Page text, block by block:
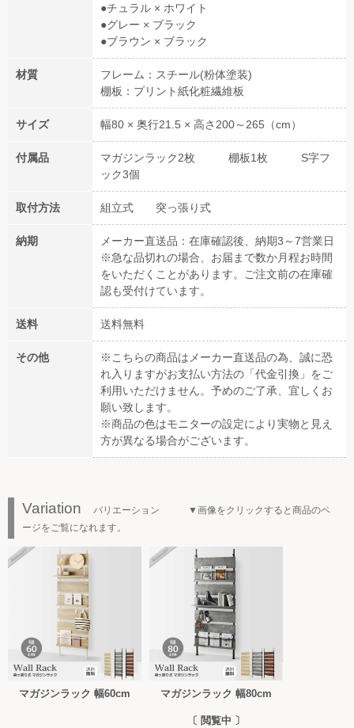
●チュラル × ホワイト
●グレー × ブラック
●ブラウン × ブラック
材質
フレーム：スチール(粉体塗装)
棚板：プリント紙化粧繊維板
サイズ 幅80 × 奥行21.5 × 高さ200～265（cm）
付属品
マガジンラック2枚 棚板1枚 S字フ
ック3個
取付方法 組立式 突っ張り式
納期
メーカー直送品：在庫確認後、納期3～7営業日
※急な品切れの場合、お届まで数か月程お時間
をいただくことがあります。ご注文前の在庫確
認も受付けています。
送料 送料無料
その他
※こちらの商品はメーカー直送品の為、誠に恐
れ入りますがお支払い方法の「代金引換」をご
利用いただけません。予めのご了承、宜しくお
願い致します。
※商品の色はモニターの設定により実物と見え
方が異なる場合がございます。
Variation
バリエーション ▼画像をクリックすると商品のペ
ージをご覧になれます。
マガジンラック 幅60cm マガジンラック 幅80cm
〔 閲覧中 〕